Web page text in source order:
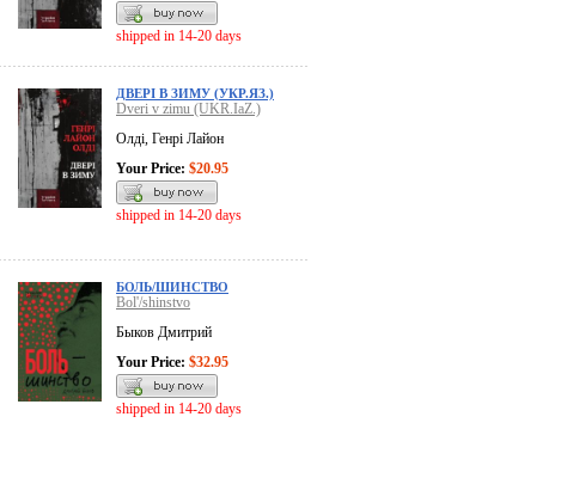
shipped in 14-20 days
ДВЕРI В ЗИМУ (УКР.ЯЗ.)
Dveri v zimu (UKR.IaZ.)
Олдi, Генрi Лайон
Your Price: $20.95
shipped in 14-20 days
БОЛЬ/ШИНСТВО
Bol'/shinstvo
Быков Дмитрий
Your Price: $32.95
shipped in 14-20 days